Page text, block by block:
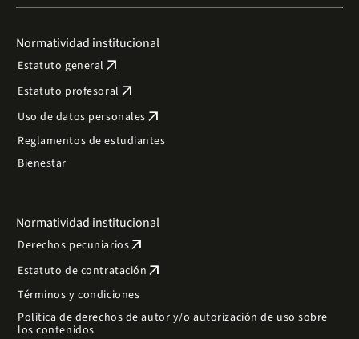
Normatividad institucional
Estatuto general arrow_outward
Estatuto profesoral arrow_outward
Uso de datos personales arrow_outward
Reglamentos de estudiantes
Bienestar
Normatividad institucional
Derechos pecuniariosarrow_outward
Estatuto de contratación arrow_outward
Términos y condiciones
Política de derechos de autor y/o autorización de uso sobre
los contenidos